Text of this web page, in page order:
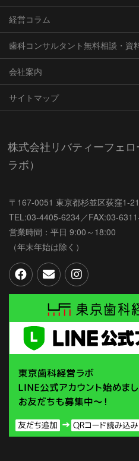
経営コラム
歯科コンサルタント無料相談・資
会社案内
サイトマップ
株式会社リバティーフェ
ラボ）
〒167-0051 東京都杉並区荻窪1-
TEL:03-4405-6234／FAX:03-
営業時間：平日 9:00～18:00
（年末年始は除く）